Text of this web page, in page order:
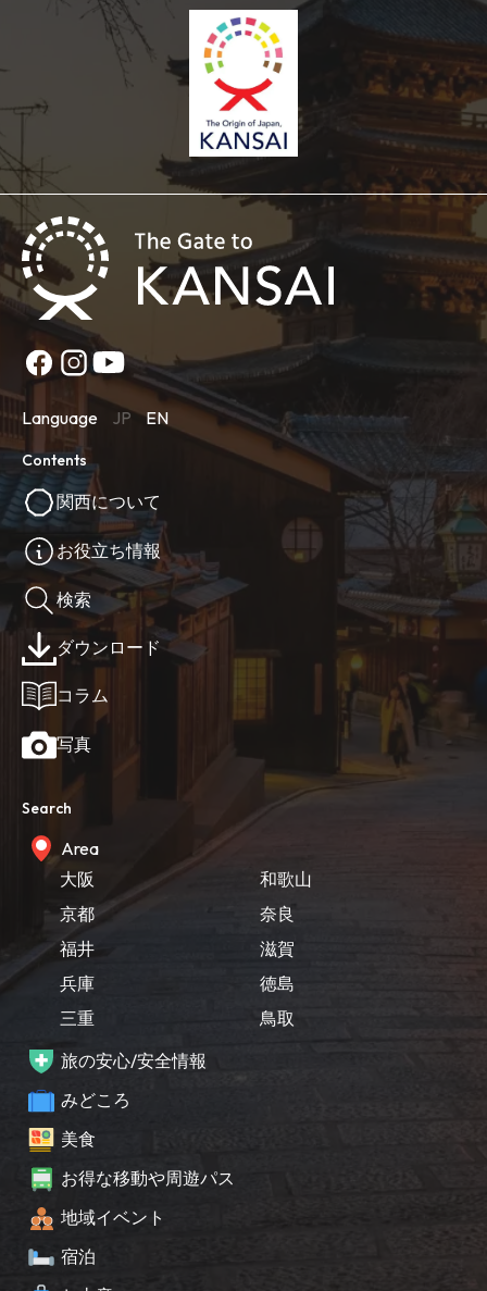
Language JP EN
Contents
関西について
お役立ち情報
検索
ダウンロード
コラム
写真
Search
Area
大阪
京都
福井
兵庫
三重
和歌山
奈良
滋賀
徳島
鳥取
旅の安心/安全情報
みどころ
美食
お得な移動や周遊パス
地域イベント
宿泊